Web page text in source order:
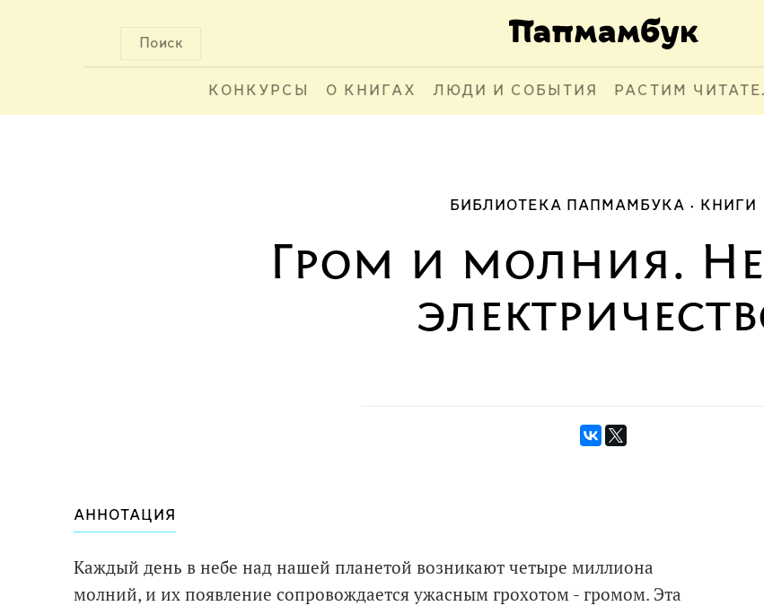
Поиск
КОНКУРСЫ О КНИГАХ ЛЮДИ И СОБЫТИЯ РАСТИМ
БИБЛИОТЕКА ПАПМАМБУКА КНИГИ
Гром и молния.
АННОТАЦИЯ
Каждый день в небе над нашей планетой возникают четыре миллиона
молний, и их появление сопровождается ужасным грохотом - громом. Эта